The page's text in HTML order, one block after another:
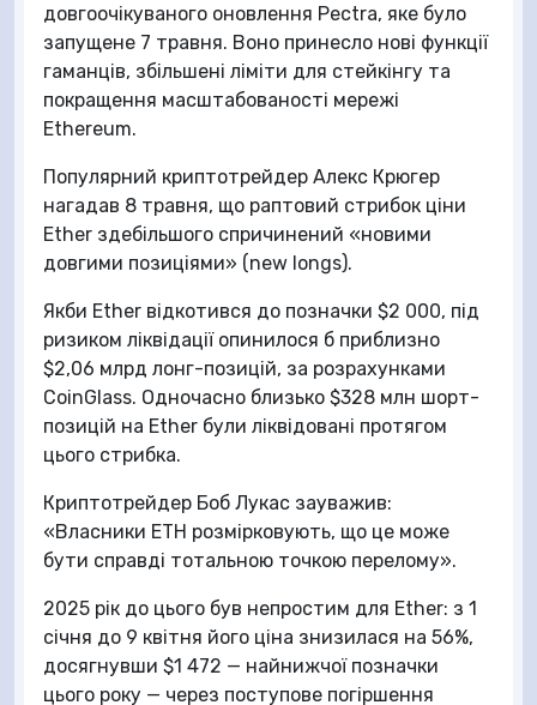
довгоочікуваного оновлення Pectra, яке було
запущене 7 травня. Воно принесло нові функції
гаманців, збільшені ліміти для стейкінгу та
покращення масштабованості мережі
Ethereum.
Популярний криптотрейдер Алекс Крюгер
нагадав 8 травня, що раптовий стрибок ціни
Ether здебільшого спричинений «новими
довгими позиціями» (new longs).
Якби Ether відкотився до позначки $2 000, під
ризиком ліквідації опинилося б приблизно
$2,06 млрд лонг-позицій, за розрахунками
CoinGlass. Одночасно близько $328 млн шорт-
позицій на Ether були ліквідовані протягом
цього стрибка.
Криптотрейдер Боб Лукас зауважив:
«Власники ETH розмірковують, що це може
бути справді тотальною точкою перелому».
2025 рік до цього був непростим для Ether: з 1
січня до 9 квітня його ціна знизилася на 56%,
досягнувши $1 472 — найнижчої позначки
цього року — через поступове погіршення